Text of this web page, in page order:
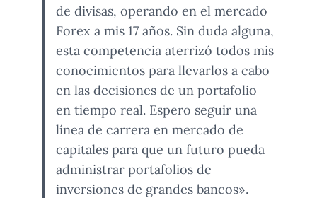
de divisas, operando en el mercado
Forex a mis 17 años. Sin duda alguna,
esta competencia aterrizó todos mis
conocimientos para llevarlos a cabo
en las decisiones de un portafolio
en tiempo real. Espero seguir una
línea de carrera en mercado de
capitales para que un futuro pueda
administrar portafolios de
inversiones de grandes bancos».